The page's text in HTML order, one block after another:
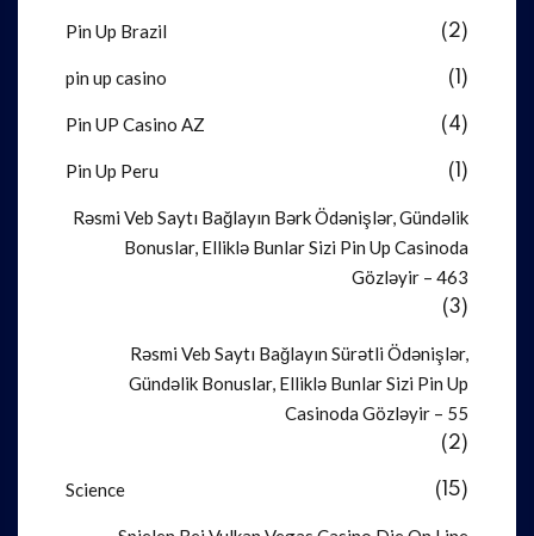
Pin Up Brazil (2)
pin up casino (1)
Pin UP Casino AZ (4)
Pin Up Peru (1)
Rəsmi Veb Saytı Bağlayın️ Bərk Ödənişlər, Gündəlik
Bonuslar, Elliklə Bunlar Sizi Pin Up Casinoda
Gözləyir – 463
(3)
Rəsmi Veb Saytı Bağlayın️ Sürətli Ödənişlər,
Gündəlik Bonuslar, Elliklə Bunlar Sizi Pin Up
Casinoda Gözləyir – 55
(2)
Science (15)